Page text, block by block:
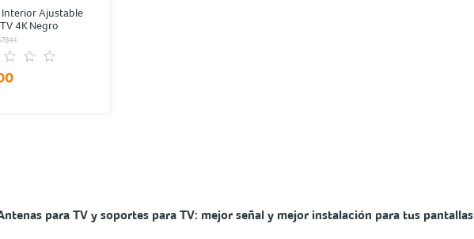
Ajustable
4K Negro
para TV y soportes para TV: mejor señal y mejor instalación para tus pantallas